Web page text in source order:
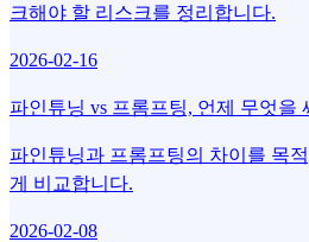
크해야 할 리스크를 정리합니다.
2026-02-16
파인튜닝 vs 프롬프팅, 언제 무엇을
파인튜닝과 프롬프팅의 차이를 목
게 비교합니다.
2026-02-08